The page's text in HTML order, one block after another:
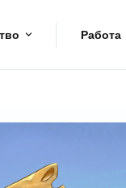
Работа